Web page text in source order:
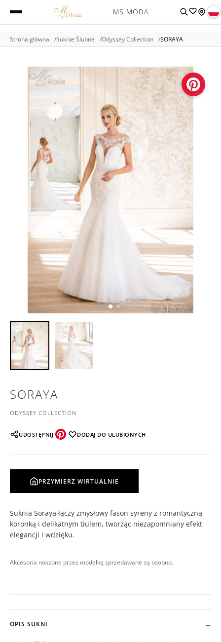
MS MODA
Strona główna Suknie Ślubne Odyssey Collection SORAYA
SORAYA
ODYSSEY COLLECTION
UDOSTĘPNIJ DODAJ DO ULUBIONYCH
PRZYMIERZ WIRTUALNIE
Suknia Soraya łączy zmysłowy fason syreny z romantyczną
koronką i delikatnym tiulem, tworząc niezapomniany efekt
elegancji i wdzięku.
Akcesoria noszone przez modelkę sprzedawane są osobno.
OPIS SUKNI